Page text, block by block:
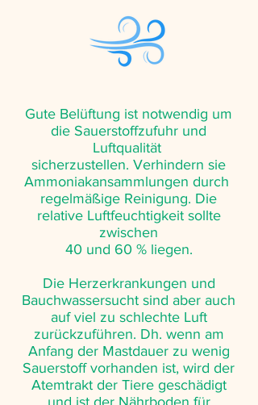
Gute Belüftung ist notwendig um
die Sauerstoffzufuhr und
Luftqualität
sicherzustellen. Verhindern sie
Ammoniakansammlungen durch
regelmäßige Reinigung. Die
relative Luftfeuchtigkeit sollte
zwischen
40 und 60 % liegen.
Die Herzerkrankungen und
Bauchwassersucht sind aber auch
auf viel zu schlechte Luft
zurückzuführen. Dh. wenn am
Anfang der Mastdauer zu wenig
Sauerstoff vorhanden ist, wird der
Atemtrakt der Tiere geschädigt
und ist der Nährboden für